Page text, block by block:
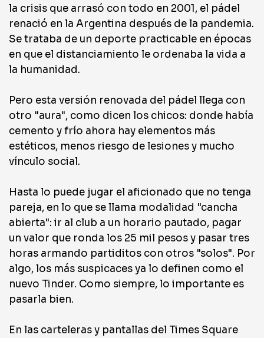
la crisis que arrasó con todo en 2001, el pádel
renació en la Argentina después de la pandemia.
Se trataba de un deporte practicable en épocas
en que el distanciamiento le ordenaba la vida a
la humanidad.
Pero esta versión renovada del pádel llega con
otro "aura", como dicen los chicos: donde había
cemento y frío ahora hay elementos más
estéticos, menos riesgo de lesiones y mucho
vínculo social.
Hasta lo puede jugar el aficionado que no tenga
pareja, en lo que se llama modalidad "cancha
abierta": ir al club a un horario pautado, pagar
un valor que ronda los 25 mil pesos y pasar tres
horas armando partiditos con otros "solos". Por
algo, los más suspicaces ya lo definen como el
nuevo Tinder. Como siempre, lo importante es
pasarla bien.
En las carteleras y pantallas del Times Square